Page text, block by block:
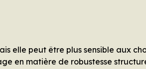
elle peut être plus sensible aux
en matière de robustesse